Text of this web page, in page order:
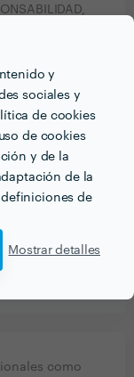
y
sociales y
de cookies
de cookies
y de la
de la
definiciones de
Mostrar detalles
como